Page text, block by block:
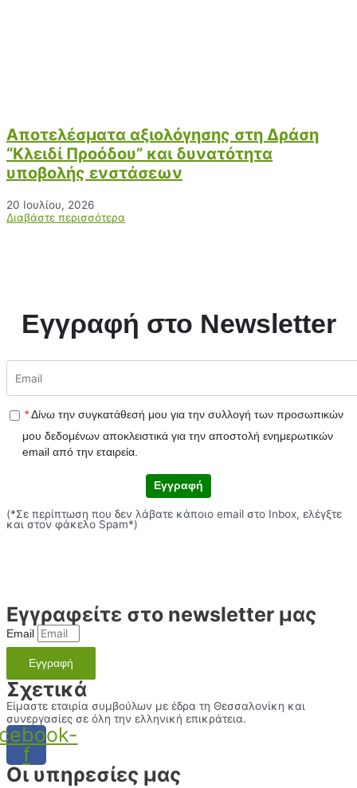
Αποτελέσματα αξιολόγησης στη Δράση
“Κλειδί Προόδου” και δυνατότητα
υποβολής ενστάσεων
20 Ιουλίου, 2026
Διαβάστε περισσότερα
Εγγραφή στο Newsletter
* Δίνω την συγκατάθεσή μου για την συλλογή των προσωπικών
μου δεδομένων αποκλειστικά για την αποστολή ενημερωτικών
email από την εταιρεία.
Εγγραφή
(*Σε περίπτωση που δεν λάβατε κάποιο email στο Inbox, ελέγξτε
και στον φάκελο Spam*)
Εγγραφείτε στο newsletter μας
Email
Εγγραφή
Σχετικά
Είμαστε εταιρία συμβούλων με έδρα τη Θεσσαλονίκη και
συνεργασίες σε όλη την ελληνική επικράτεια.
f
Οι υπηρεσίες μας